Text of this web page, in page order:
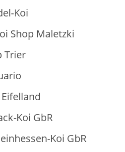
Koi
Shop Maletzki
Trier
Koi GbR
Koi GbR